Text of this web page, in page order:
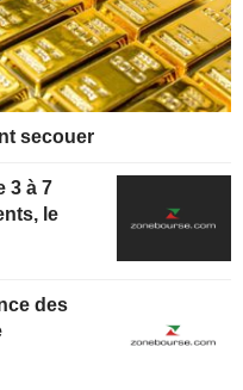
secouer
3 à 7
le
des